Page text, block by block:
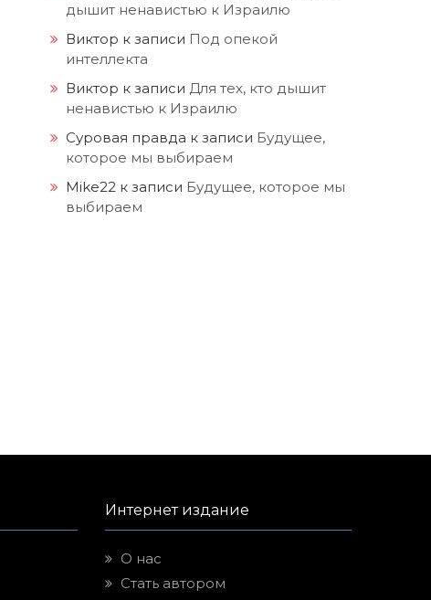
дышит ненавистью к Израилю
Виктор к записи Под опекой
интеллекта
Виктор к записи Для тех, кто дышит
ненавистью к Израилю
Суровая правда к записи Будущее,
которое мы выбираем
Mike22 к записи Будущее, которое мы
выбираем
Интернет издание
О нас
Стать автором